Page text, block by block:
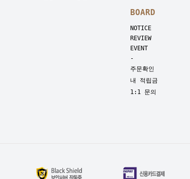
BOARD
NOTICE
REVIEW
EVENT
-
주문확인
내 적립금
1:1 문의